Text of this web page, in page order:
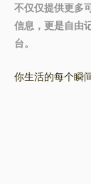
不仅仅提供更多
信息，更是自由
台。
你生活的每个瞬